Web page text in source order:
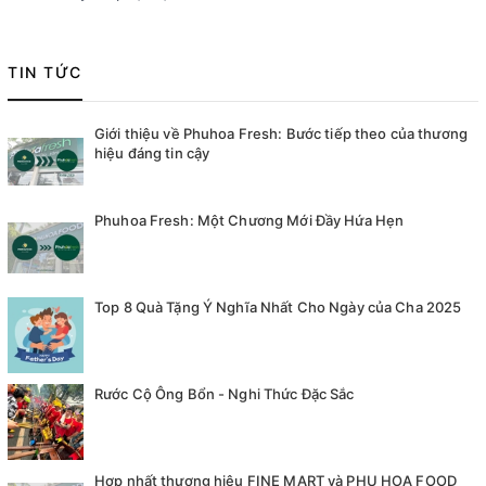
TIN TỨC
Giới thiệu về Phuhoa Fresh: Bước tiếp theo của thương
hiệu đáng tin cậy
Phuhoa Fresh: Một Chương Mới Đầy Hứa Hẹn
Top 8 Quà Tặng Ý Nghĩa Nhất Cho Ngày của Cha 2025
Rước Cộ Ông Bổn - Nghi Thức Đặc Sắc
Hợp nhất thương hiệu FINE MART và PHU HOA FOOD